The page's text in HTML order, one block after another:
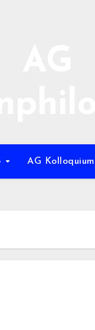
AG Kolloquium